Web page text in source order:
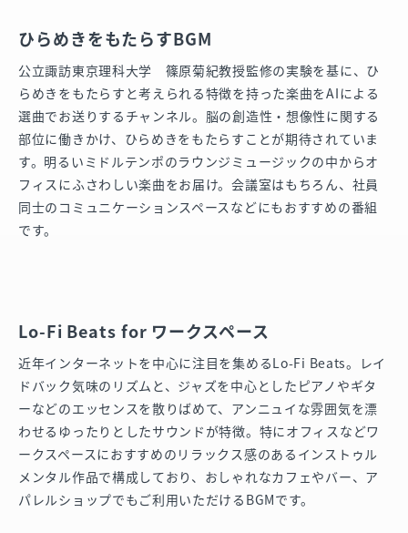
ひらめきをもたらすBGM
公立諏訪東京理科大学 篠原菊紀教授監修の実験を基に、ひ
らめきをもたらすと考えられる特徴を持った楽曲をAIによる
選曲でお送りするチャンネル。脳の創造性・想像性に関する
部位に働きかけ、ひらめきをもたらすことが期待されていま
す。明るいミドルテンポのラウンジミュージックの中からオ
フィスにふさわしい楽曲をお届け。会議室はもちろん、社員
同士のコミュニケーションスペースなどにもおすすめの番組
です。
Lo-Fi Beats for ワークスペース
近年インターネットを中心に注目を集めるLo-Fi Beats。レイ
ドバック気味のリズムと、ジャズを中心としたピアノやギタ
ーなどのエッセンスを散りばめて、アンニュイな雰囲気を漂
わせるゆったりとしたサウンドが特徴。特にオフィスなどワ
ークスペースにおすすめのリラックス感のあるインストゥル
メンタル作品で構成しており、おしゃれなカフェやバー、ア
パレルショップでもご利用いただけるBGMです。